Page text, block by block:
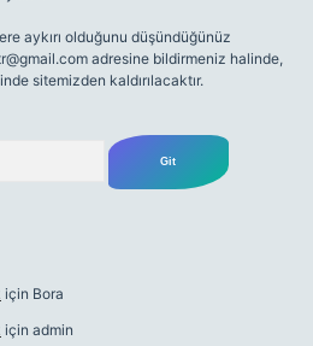
aykırı olduğunu düşündüğünüz
adresine bildirmeniz halinde,
sitemizden kaldırılacaktır.
için Bora
için admin